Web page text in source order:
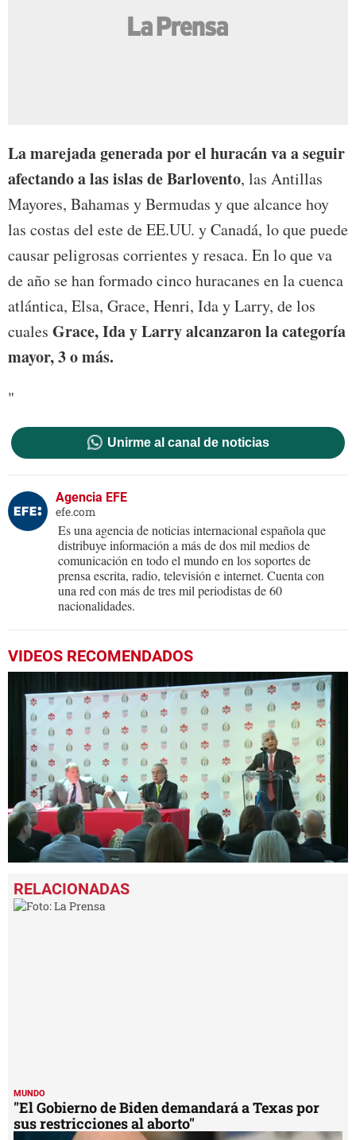
La marejada generada por el huracán va a seguir
afectando a las islas de Barlovento, las Antillas
Mayores, Bahamas y Bermudas y que alcance hoy
las costas del este de EE.UU. y Canadá, lo que puede
causar peligrosas corrientes y resaca. En lo que va
de año se han formado cinco huracanes en la cuenca
atlántica, Elsa, Grace, Henri, Ida y Larry, de los
cuales Grace, Ida y Larry alcanzaron la categoría
mayor, 3 o más.
"
Unirme al canal de noticias
Agencia EFE
efe.com
Es una agencia de noticias internacional española que
distribuye información a más de dos mil medios de
comunicación en todo el mundo en los soportes de
prensa escrita, radio, televisión e internet. Cuenta con
una red con más de tres mil periodistas de 60
nacionalidades.
VIDEOS RECOMENDADOS
seconds
of
24
MUNDO
"El Gobierno de Biden demandará a Texas por
sus restricciones al aborto"